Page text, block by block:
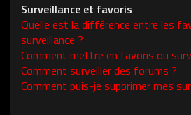
Surveillance et favoris
Quelle est la différence entre les
surveillance ?
Comment mettre en favoris ou
Comment surveiller des forums ?
Comment puis-je supprimer mes